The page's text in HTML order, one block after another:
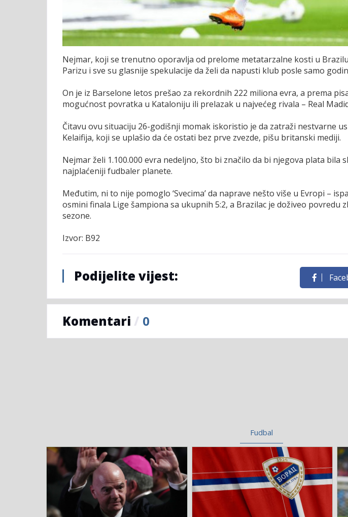
Nejmar, koji se trenutno oporavlja od prelome metatarzalne kosti u
Parizu i sve su glasnije spekulacije da želi da napusti klub posle samo
On je iz Barselone letos prešao za rekordnih 222 miliona evra, a prema
mogućnost povratka u Kataloniju ili prelazak u najvećeg rivala – Real
Čitavu ovu situaciju 26-godišnji momak iskoristio je da zatraži nestvarne
Kelaifija, koji se uplašio da će ostati bez prve zvezde, pišu britanski mediji.
Nejmar želi 1.100.000 evra nedeljno, što bi značilo da bi njegova plata bila
najplaćeniji fudbaler planete.
Međutim, ni to nije pomoglo ‘Svecima’ da naprave nešto više u Evropi –
osmini finala Lige šampiona sa ukupnih 5:2, a Brazilac je doživeo
sezone.
Izvor: B92
Podijelite vijest:
Komentari / 0
Fudbal